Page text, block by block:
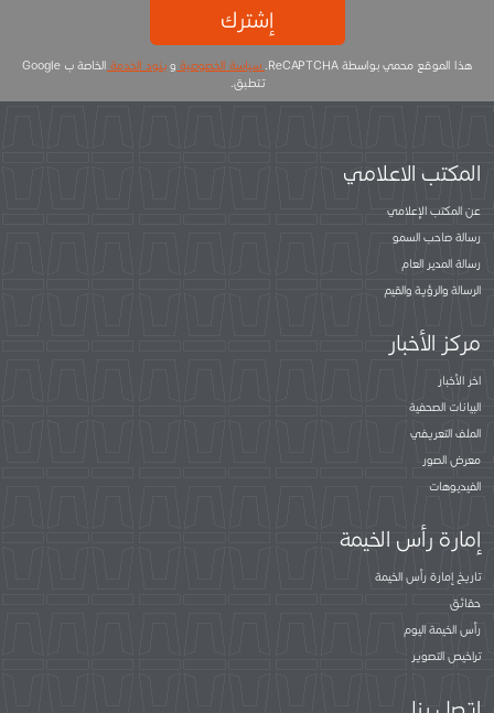
إشترك
هذا الموقع محمي بواسطة ReCAPTCHA. سياسة الخصوصية وبنود الخدمة
الخاصة ب Google
تتطبق.
المكتب الاعلامي
عن المكتب الإعلامي
رسالة صاحب السمو
رسالة المدير العام
الرسالة والرؤية والقيم
مركز الأخبار
اخر الأخبار
البيانات الصحفية
الملف التعريفي
معرض الصور
الفيديوهات
إمارة رأس الخيمة
تاريخ إمارة رأس الخيمة
حقائق
رأس الخيمة اليوم
تراخيص التصوير